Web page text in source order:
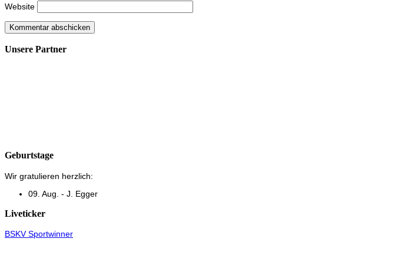
Website
Unsere Partner
Geburtstage
Wir gratulieren herzlich:
09. Aug. - J. Egger
Liveticker
BSKV Sportwinner